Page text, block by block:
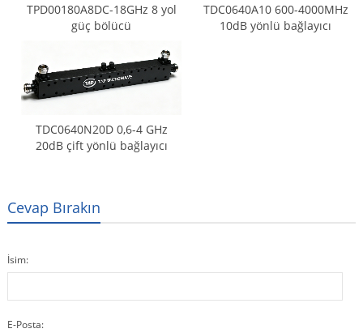
TPD00180A8DC-18GHz 8 yol
güç bölücü
TDC0640A10 600-4000MHz
10dB yönlü bağlayıcı
TDC0640N20D 0,6-4 GHz
20dB çift yönlü bağlayıcı
Cevap Bırakın
İsim:
E-Posta: